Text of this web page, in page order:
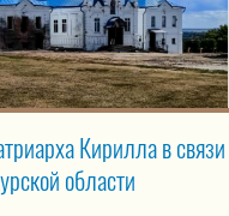
Кирилла в связи
области